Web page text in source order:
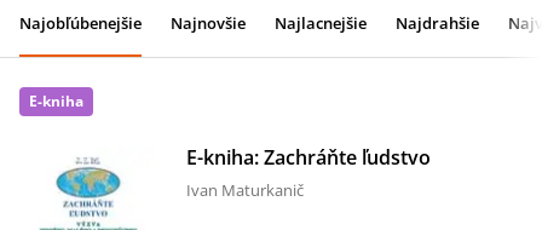
Najobľúbenejšie Najnovšie Najlacnejšie Najdrahšie
E-kniha
E-kniha: Zachráňte ľudstvo
Ivan Maturkanič